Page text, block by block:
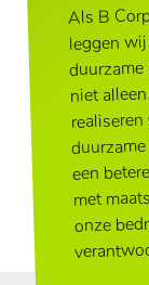
Als B
leggen
niet
een
met
onze